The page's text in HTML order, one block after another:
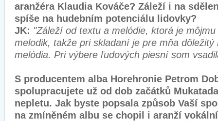
aranžéra Klaudia Kováče? Záleží i na
spíše na hudebním potenciálu lidovky?
JK: "Záleží od textu a melódie, ktorá je
melodik, takže pri skladaní je pre mňa
melódia. Pri výbere ľudových piesní som
S producentem alba Horehronie Petrom
spolupracujete už od dob začátků
nepletu. Jak byste popsala způsob Vaší
na zmíněném albu se chopil i aranží